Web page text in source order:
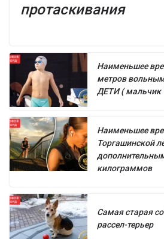
протаскивания
Наименьшее
метров
ДЕТИ ( мальчик
Наименьшее
Торгашинской
килограммов
Самая старая
рассел-терьер